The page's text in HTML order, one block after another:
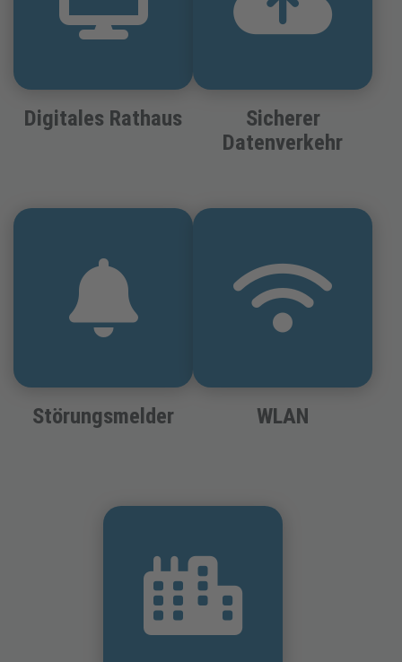
Digitales Rathaus
Sicherer
Datenverkehr
Störungsmelder WLAN